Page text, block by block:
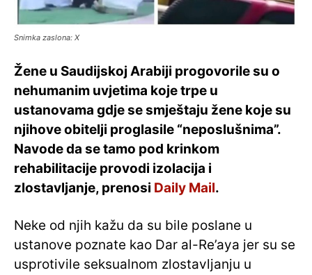
Snimka zaslona: X
Žene u Saudijskoj Arabiji progovorile su o
nehumanim uvjetima koje trpe u
ustanovama gdje se smještaju žene koje su
njihove obitelji proglasile “neposlušnima”.
Navode da se tamo pod krinkom
rehabilitacije provodi izolacija i
zlostavljanje, prenosi Daily Mail.
Neke od njih kažu da su bile poslane u
ustanove poznate kao Dar al-Re’aya jer su se
usprotivile seksualnom zlostavljanju u